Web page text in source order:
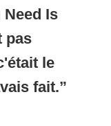
Is
pas
le
fait.